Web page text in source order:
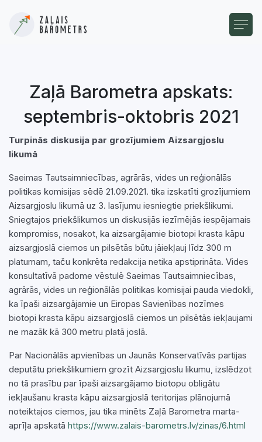
Zaļā Barometra apskats:
septembris-oktobris 2021
Turpinās diskusija par grozījumiem Aizsargjoslu
likumā
Saeimas Tautsaimniecības, agrārās, vides un reģionālās
politikas komisijas sēdē 21.09.2021. tika izskatīti grozījumiem
Aizsargjoslu likumā uz 3. lasījumu iesniegtie priekšlikumi.
Sniegtajos priekšlikumos un diskusijās iezīmējās iespējamais
kompromiss, nosakot, ka aizsargājamie biotopi krasta kāpu
aizsargjoslā ciemos un pilsētās būtu jāiekļauj līdz 300 m
platumam, taču konkrēta redakcija netika apstiprināta. Vides
konsultatīvā padome vēstulē Saeimas Tautsaimniecības,
agrārās, vides un reģionālās politikas komisijai pauda viedokli,
ka īpaši aizsargājamie un Eiropas Savienības nozīmes
biotopi krasta kāpu aizsargjoslā ciemos un pilsētās iekļaujami
ne mazāk kā 300 metru platā joslā.
Par Nacionālās apvienības un Jaunās Konservatīvās partijas
deputātu priekšlikumiem grozīt Aizsargjoslu likumu, izslēdzot
no tā prasību par īpaši aizsargājamo biotopu obligātu
iekļaušanu krasta kāpu aizsargjoslā teritorijas plānojumā
noteiktajos ciemos, jau tika minēts Zaļā Barometra marta-
aprīļa apskatā https://www.zalais-barometrs.lv/zinas/6.html